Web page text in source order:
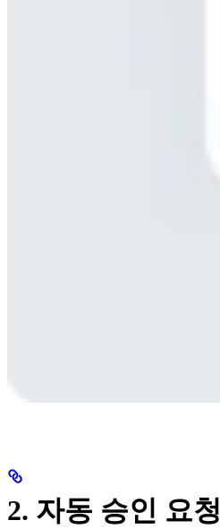
2. 자동 승인 요청